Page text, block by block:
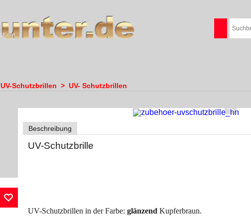
Solariumröhren,Heimsolarien von Hapro, Cosmedico, Dr.Kern, Megasun & Ergoline
UV-Schutzbrillen > UV- Schutzbrillen
Beschreibung
UV-Schutzbrille
UV-Schutzbrillen in der Farbe: glänzend Kupferbraun.